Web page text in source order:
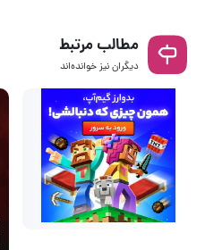
مطالب مرتبط
دیگران نیز خوانده‌اند